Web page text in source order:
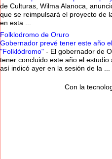
de Culturas, Wilma Alanoca,
que se reimpulsará el proyecto de
en esta ...
Folklodromo de Oruro
Gobernador prevé tener este año
"Folklódromo" - El gobernador de
tener concluido este año el
así indicó ayer en la sesión de la ...
Con la